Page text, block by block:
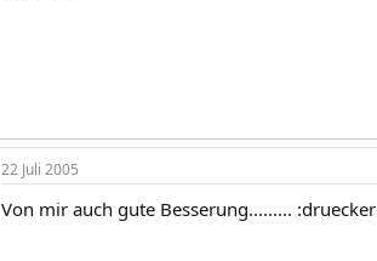
22 Juli 2005
Von mir auch gute Besserung......... :druecker